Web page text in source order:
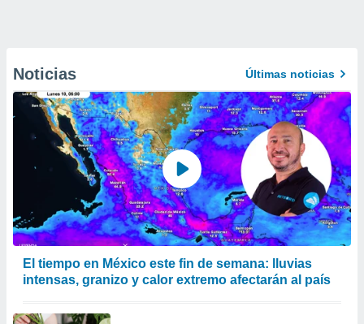
Noticias Últimas noticias
El tiempo en México este fin de semana: lluvias
intensas, granizo y calor extremo afectarán al país